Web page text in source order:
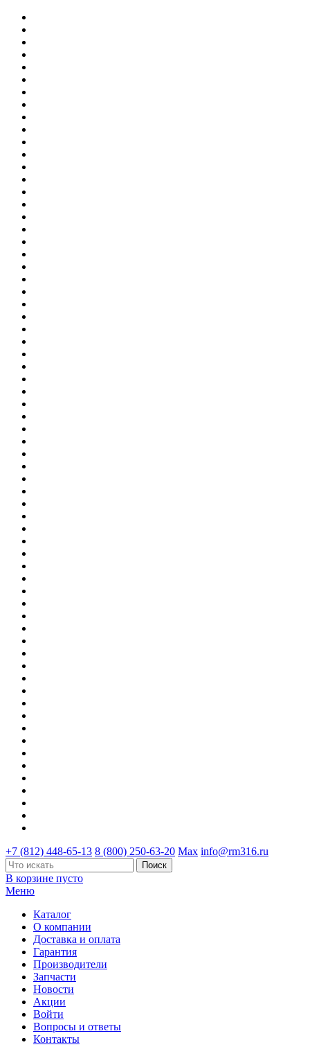
+7 (812) 448-65-13 8 (800) 250-63-20 Max info@rm316.ru
В корзине пусто
Меню
Каталог
О компании
Доставка и оплата
Гарантия
Производители
Запчасти
Новости
Акции
Войти
Вопросы и ответы
Контакты